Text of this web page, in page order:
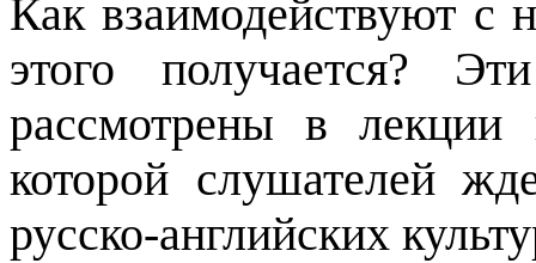
Как взаимодействуют с
этого получается?
рассмотрены в
которой слушателей
русско-английских